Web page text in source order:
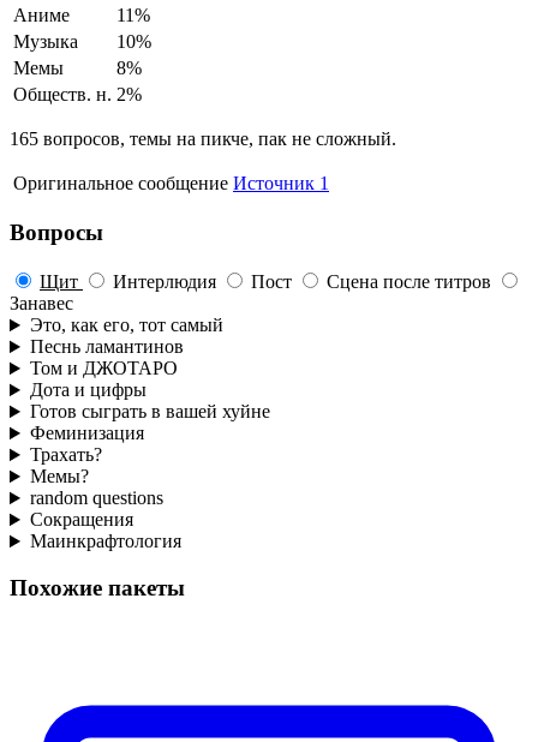
Аниме
11%
Музыка
10%
Мемы
8%
Обществ. н. 2%
165 вопросов, темы на пикче, пак не сложный.
Оригинальное сообщение Источник 1
Вопросы
Щит Интерлюдия Пост
Сцена после титров
Занавес
Это, как его, тот самый
Песнь ламантинов
Том и ДЖОТАРО
Дота и цифры
Готов сыграть в вашей хуйне
Феминизация
Трахать?
Мемы?
random questions
Сокращения
Маинкрафтология
Похожие пакеты